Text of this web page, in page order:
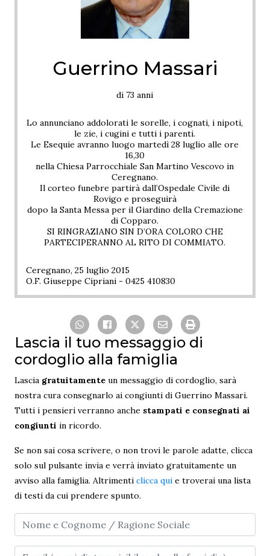
Guerrino Massari
di 73 anni
Lo annunciano addolorati le sorelle, i cognati, i nipoti,
le zie, i cugini e tutti i parenti.
Le Esequie avranno luogo martedì 28 luglio alle ore
16,30
nella Chiesa Parrocchiale San Martino Vescovo in
Ceregnano.
Il corteo funebre partirà dall’Ospedale Civile di
Rovigo e proseguirà
dopo la Santa Messa per il Giardino della Cremazione
di Copparo.
SI RINGRAZIANO SIN D’ORA COLORO CHE
PARTECIPERANNO AL RITO DI COMMIATO.
Ceregnano, 25 luglio 2015
O.F. Giuseppe Cipriani - 0425 410830
Lascia il tuo messaggio di
cordoglio alla famiglia
Lascia gratuitamenteun messaggio di cordoglio, sarà
nostra cura consegnarlo ai congiunti di Guerrino Massari.
Tutti i pensieri verranno anche stampati e consegnati ai
congiunti in ricordo.
Se non sai cosa scrivere, o non trovi le parole adatte, clicca
solo sul pulsante invia e verrà inviato gratuitamente un
avviso alla famiglia. Altrimenti clicca quie troverai una lista
di testi da cui prendere spunto.